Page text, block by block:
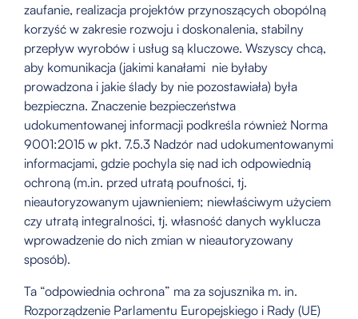
zaufanie, realizacja projektów przynoszących obopólną
korzyść w zakresie rozwoju i doskonalenia, stabilny
przepływ wyrobów i usług są kluczowe. Wszyscy chcą,
aby komunikacja (jakimi kanałami nie byłaby
prowadzona i jakie ślady by nie pozostawiała) była
bezpieczna. Znaczenie bezpieczeństwa
udokumentowanej informacji podkreśla również Norma
9001:2015 w pkt. 7.5.3 Nadzór nad udokumentowanymi
informacjami, gdzie pochyla się nad ich odpowiednią
ochroną (m.in. przed utratą poufności, tj.
nieautoryzowanym ujawnieniem; niewłaściwym użyciem
czy utratą integralności, tj. własność danych wyklucza
wprowadzenie do nich zmian w nieautoryzowany
sposób).
Ta “odpowiednia ochrona” ma za sojusznika m. in.
Rozporządzenie Parlamentu Europejskiego i Rady (UE)